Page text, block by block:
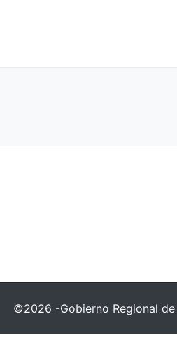
©2026 -Gobierno Regional